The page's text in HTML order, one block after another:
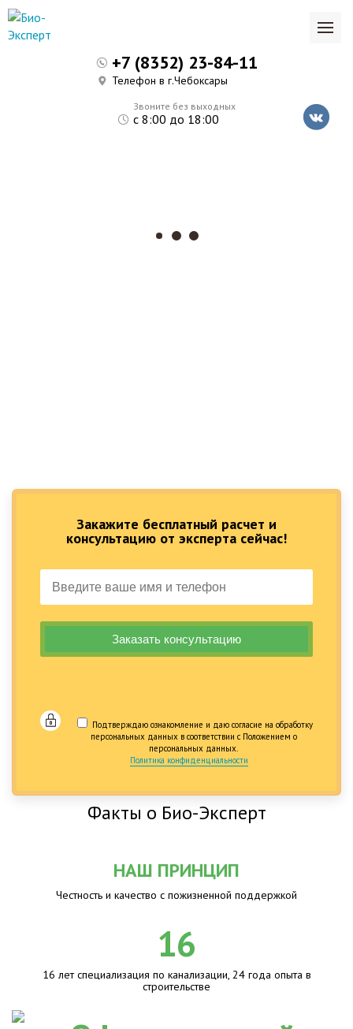
Закажите бесплатный расчет и
консультацию от эксперта сейчас!
Подтверждаю ознакомление и даю согласие на обработку
персональных данных в соответствии с Положением о
персональных данных.
Политика конфиденциальности
Звоните без выходных
с 8:00 до 18:00
+7 (8352) 23-84-11
Телефон в г.Чебоксары
Факты о Био-Эксперт
НАШ ПРИНЦИП
Честность и качество с пожизненной поддержкой
16
16 лет специализация по канализации, 24 года опыта в
строительстве